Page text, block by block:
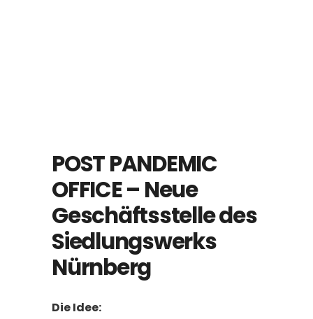
POST PANDEMIC
OFFICE – Neue
Geschäftsstelle des
Siedlungswerks
Nürnberg
Die Idee: